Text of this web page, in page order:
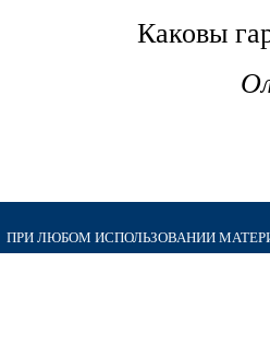
Каковы
ПРИ ЛЮБОМ ИСПОЛЬЗОВАНИИ